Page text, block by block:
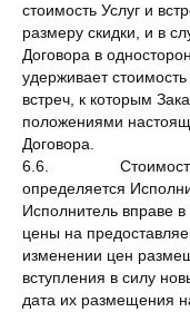
стоимость Услуг и
размеру скидки, и в
Договора в
удерживает
встреч, к которым
положениями
Договора.
6.6. Стоимость
определяется
Исполнитель вправе
цены на
изменении цен
вступления в силу
дата их размещения